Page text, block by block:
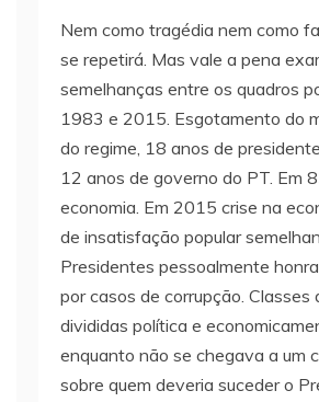
Nem como tragédia nem como
se repetirá. Mas vale a pena
semelhanças entre os quadros
1983 e 2015. Esgotamento do
do regime, 18 anos de
12 anos de governo do PT. Em
economia. Em 2015 crise na
de insatisfação popular
Presidentes pessoalmente
por casos de corrupção. Classes
divididas política e
enquanto não se chegava a um
sobre quem deveria suceder o